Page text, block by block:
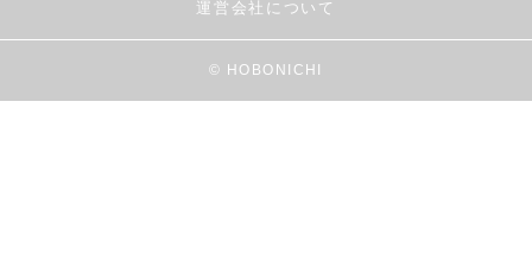
運営会社について
© HOBONICHI